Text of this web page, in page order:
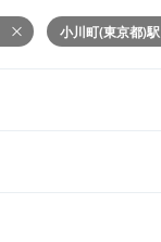
小川町(東京都)駅